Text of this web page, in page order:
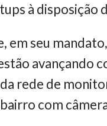
à
em seu
avançando
rede de
com